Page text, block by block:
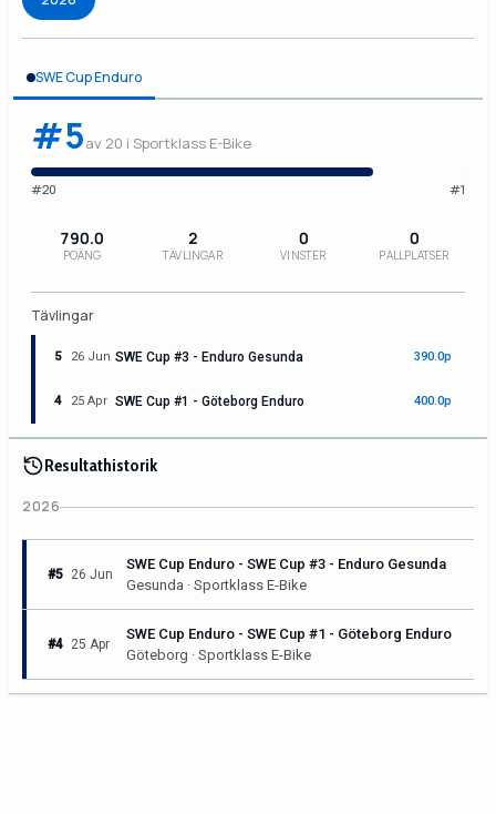
SWE Cup Enduro
#5av 20 i Sportklass E-Bike
#20 #1
790.0
POÄNG
2
TÄVLINGAR
0
VINSTER
0
PALLPLATSER
Tävlingar
5 26 Jun SWE Cup #3 - Enduro Gesunda 390.0p
4 25 Apr SWE Cup #1 - Göteborg Enduro 400.0p
Resultathistorik
2026
#5 26 Jun
SWE Cup Enduro - SWE Cup #3 - Enduro Gesunda
Gesunda · Sportklass E-Bike
#4 25 Apr
SWE Cup Enduro - SWE Cup #1 - Göteborg Enduro
Göteborg · Sportklass E-Bike